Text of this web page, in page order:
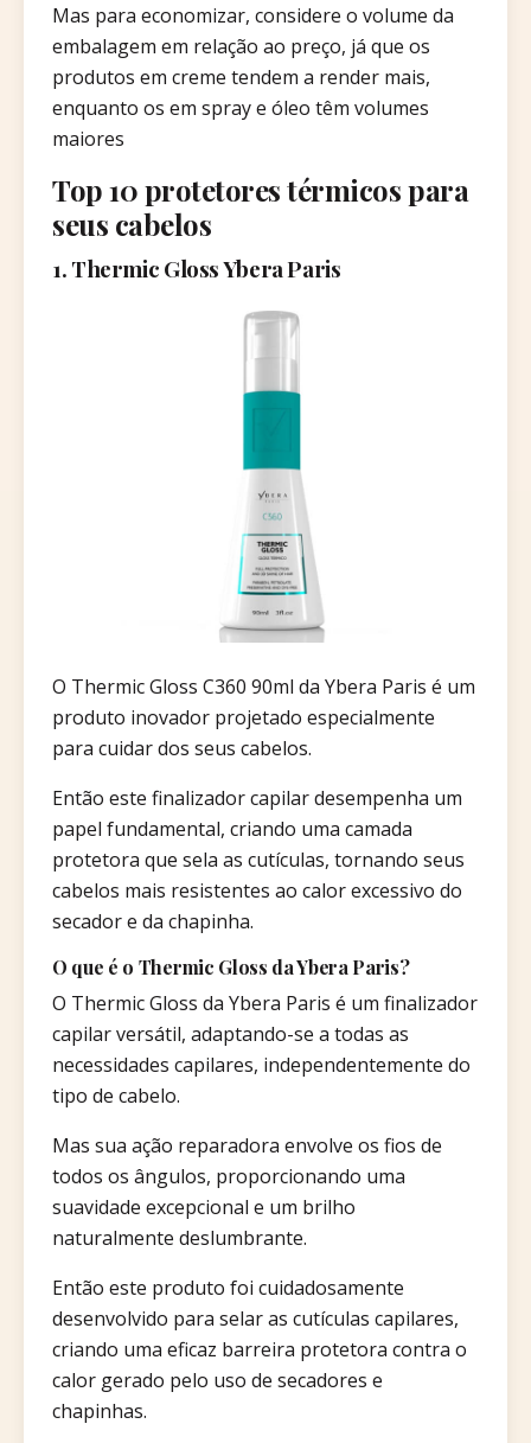
Mas para economizar, considere o volume da
embalagem em relação ao preço, já que os
produtos em creme tendem a render mais,
enquanto os em spray e óleo têm volumes
maiores
Top 10 protetores térmicos para
seus cabelos
1. Thermic Gloss Ybera Paris
O Thermic Gloss C360 90ml da Ybera Paris é um
produto inovador projetado especialmente
para cuidar dos seus cabelos.
Então este finalizador capilar desempenha um
papel fundamental, criando uma camada
protetora que sela as cutículas, tornando seus
cabelos mais resistentes ao calor excessivo do
secador e da chapinha.
O que é o Thermic Gloss da Ybera Paris?
O Thermic Gloss da Ybera Paris é um finalizador
capilar versátil, adaptando-se a todas as
necessidades capilares, independentemente do
tipo de cabelo.
Mas sua ação reparadora envolve os fios de
todos os ângulos, proporcionando uma
suavidade excepcional e um brilho
naturalmente deslumbrante.
Então este produto foi cuidadosamente
desenvolvido para selar as cutículas capilares,
criando uma eficaz barreira protetora contra o
calor gerado pelo uso de secadores e
chapinhas.